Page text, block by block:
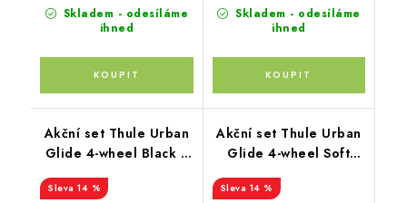
Skladem - odesíláme
ihned
Skladem - odesíláme
ihned
Akční set Thule Urban
Glide 4-wheel Black +
14 %
Akční set Thule Urban
Glide 4-wheel Soft
14 %